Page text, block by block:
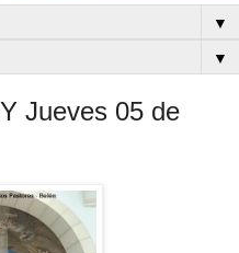
▼
▼
Jueves 05 de